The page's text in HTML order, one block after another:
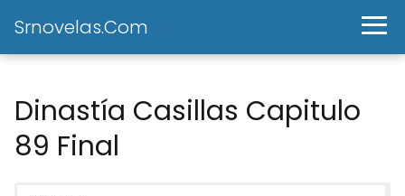
Srnovelas.Com
Dinastía Casillas Capitulo
89 Final